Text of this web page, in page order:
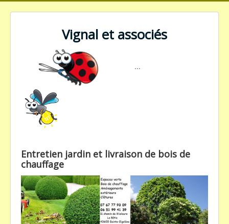
Vignal et associés
...
Entretien jardin et livraison de bois de
chauffage